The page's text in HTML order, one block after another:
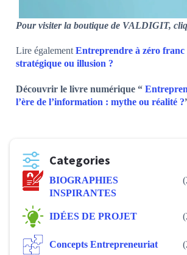
Pour visiter la boutique de VALDIGIT,
Lire également Entreprendre à zéro franc
stratégique ou illusion ?
Découvrir le livre numérique “
l’ère de l’information : mythe ou réalité ?
Categories
BIOGRAPHIES
INSPIRANTES
IDÉES DE PROJET
Concepts Entrepreneuriat